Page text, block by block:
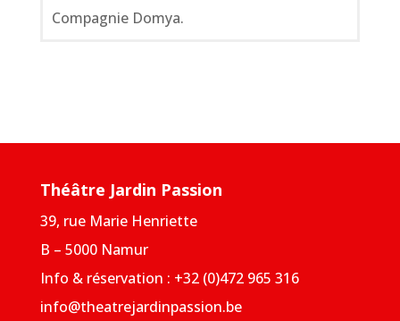
Compagnie Domya.
Théâtre Jardin Passion
39, rue Marie Henriette
B – 5000 Namur
Info & réservation : +32 (0)472 965 316
info@theatrejardinpassion.be